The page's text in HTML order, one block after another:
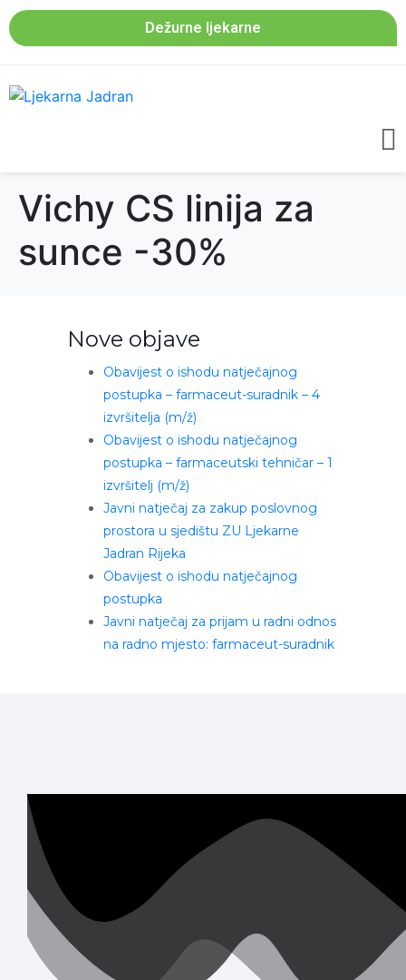
Dežurne ljekarne
Vichy CS linija za
sunce -30%
Nove objave
Obavijest o ishodu natječajnog
postupka – farmaceut-suradnik – 4
izvršitelja (m/ž)
Obavijest o ishodu natječajnog
postupka – farmaceutski tehničar – 1
izvršitelj (m/ž)
Javni natječaj za zakup poslovnog
prostora u sjedištu ZU Ljekarne
Jadran Rijeka
Obavijest o ishodu natječajnog
postupka
Javni natječaj za prijam u radni odnos
na radno mjesto: farmaceut-suradnik